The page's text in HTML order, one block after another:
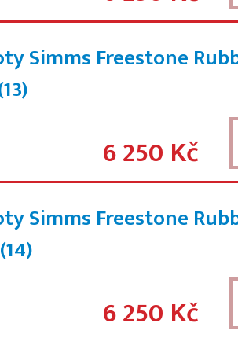
Simms Freestone
6 250 Kč
Simms Freestone
(14)
6 250 Kč